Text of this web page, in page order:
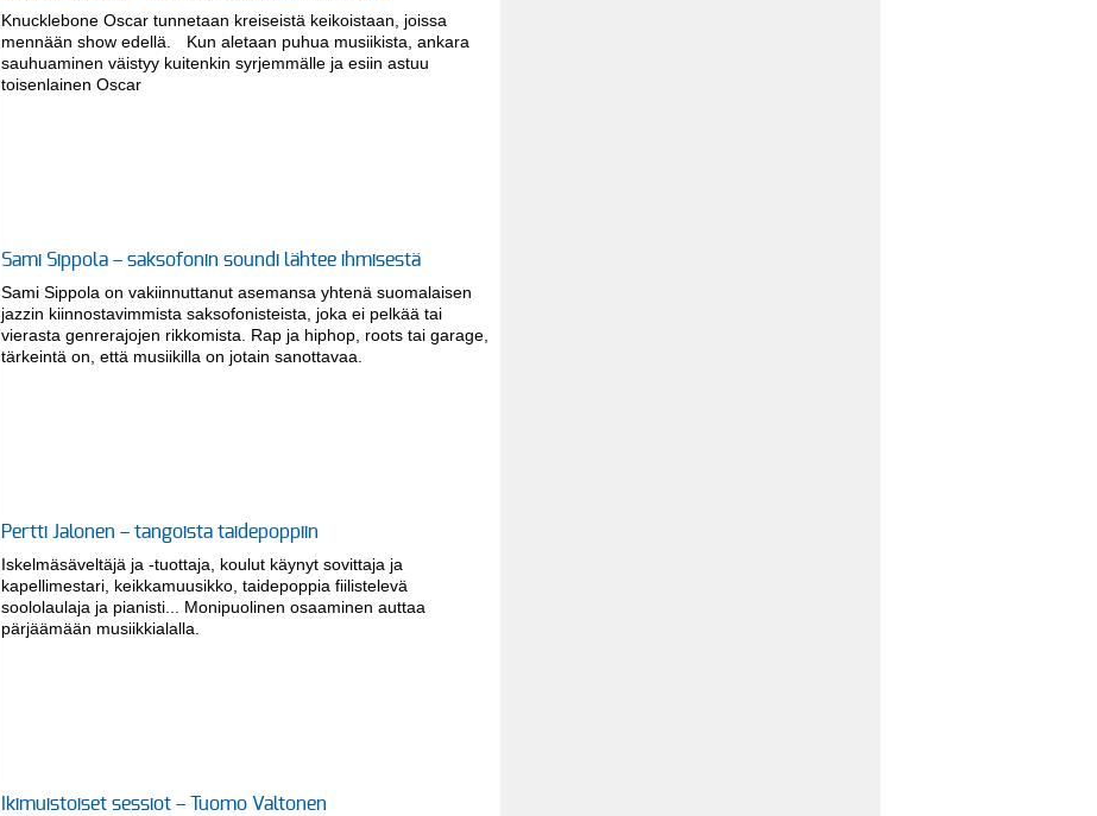
Knucklebone Oscar tunnetaan kreiseistä keikoistaan, joissa
mennään show edellä. Kun aletaan puhua musiikista, ankara
sauhuaminen väistyy kuitenkin syrjemmälle ja esiin astuu
toisenlainen Oscar
Sami Sippola – saksofonin soundi lähtee ihmisestä
Sami Sippola on vakiinnuttanut asemansa yhtenä suomalaisen
jazzin kiinnostavimmista saksofonisteista, joka ei pelkää tai
vierasta genrerajojen rikkomista. Rap ja hiphop, roots tai garage,
tärkeintä on, että musiikilla on jotain sanottavaa.
Pertti Jalonen – tangoista taidepoppiin
Iskelmäsäveltäjä ja -tuottaja, koulut käynyt sovittaja ja
kapellimestari, keikkamuusikko, taidepoppia fiilistelevä
soololaulaja ja pianisti... Monipuolinen osaaminen auttaa
pärjäämään musiikkialalla.
Ikimuistoiset sessiot – Tuomo Valtonen